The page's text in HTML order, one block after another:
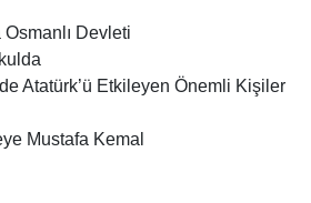
Osmanlı Devleti
Atatürk’ü Etkileyen Önemli Kişiler
Mustafa Kemal